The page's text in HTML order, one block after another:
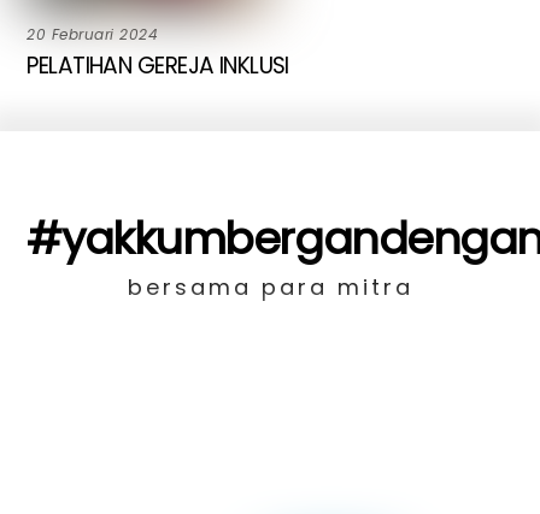
20 Februari 2024
PELATIHAN GEREJA INKLUSI
bersama para mitra